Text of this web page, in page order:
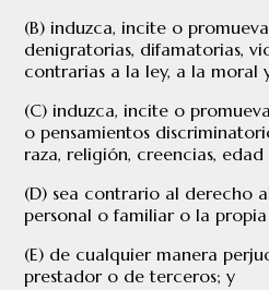
(B) induzca, incite o
denigratorias, difamatorias,
contrarias a la ley, a la moral
(C) induzca, incite o
o pensamientos
raza, religión, creencias,
(D) sea contrario al derecho
personal o familiar o la
(E) de cualquier manera
prestador o de terceros; y